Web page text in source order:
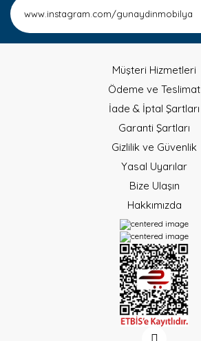
Müşteri Hizmetleri
Ödeme ve Teslimat
İade & İptal Şartları
Garanti Şartları
Gizlilik ve Güvenlik
Yasal Uyarılar
Bize Ulaşın
Hakkımızda